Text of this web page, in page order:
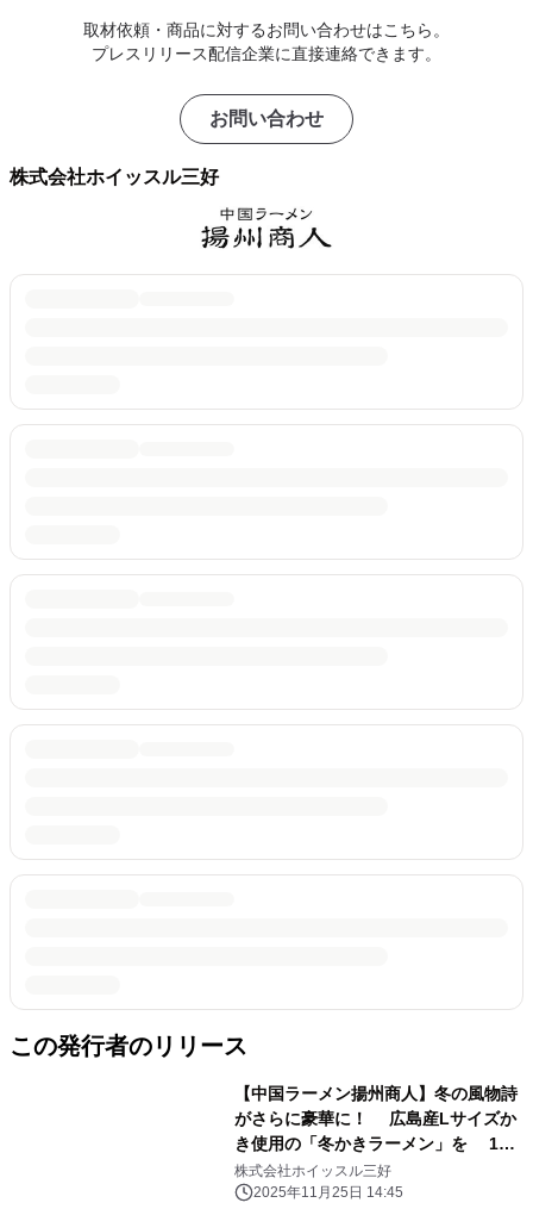
取材依頼・商品に対するお問い合わせはこちら。
プレスリリース配信企業に直接連絡できます。
お問い合わせ
株式会社ホイッスル三好
この発行者のリリース
【中国ラーメン揚州商人】冬の風物詩
がさらに豪華に！ 広島産Lサイズか
き使用の「冬かきラーメン」を 12
月1日より期間限定販売開始
株式会社ホイッスル三好
2025年11月25日 14:45